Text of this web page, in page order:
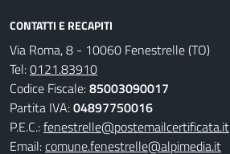
CONTATTI E RECAPITI
Via Roma, 8 - 10060 Fenestrelle (TO)
Tel:0121.83910
Codice Fiscale:85003090017
Partita IVA:04897750016
P.E.C.:fenestrelle@postemailcertificata.it
Email:comune.fenestrelle@alpimedia.it